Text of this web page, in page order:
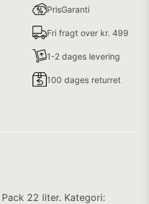
PrisGaranti
Fri fragt over kr. 499
1-2 dages levering
100 dages returret
22 liter. Kategori: